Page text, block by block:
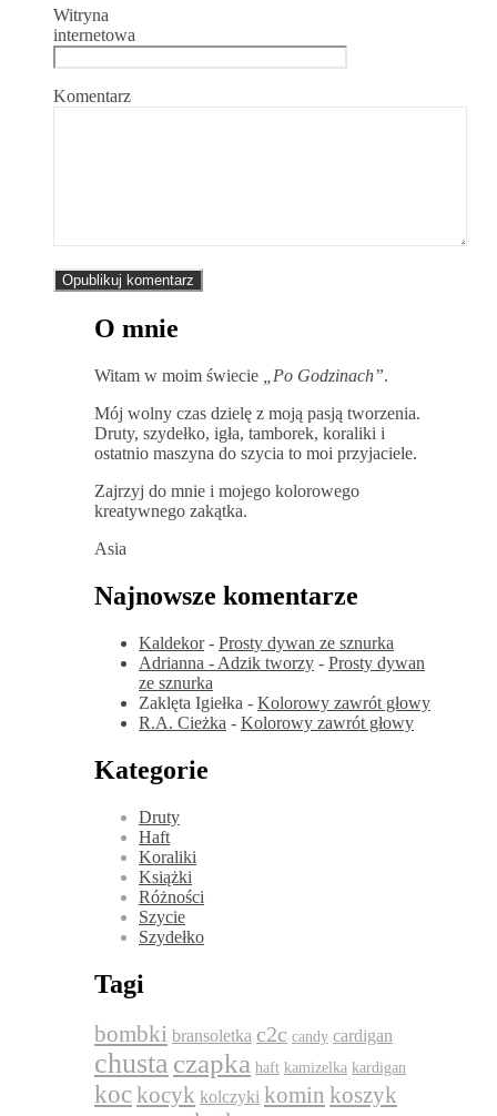
Witryna
internetowa
Komentarz
O mnie
Witam w moim świecie „Po Godzinach”.
Mój wolny czas dzielę z moją pasją tworzenia.
Druty, szydełko, igła, tamborek, koraliki i
ostatnio maszyna do szycia to moi przyjaciele.
Zajrzyj do mnie i mojego kolorowego
kreatywnego zakątka.
Asia
Najnowsze komentarze
Kaldekor- Prosty dywan ze sznurka
Adrianna - Adzik tworzy - Prosty dywan
ze sznurka
Zaklęta Igiełka - Kolorowy zawrót głowy
R.A. Cieżka - Kolorowy zawrót głowy
Kategorie
Druty
Haft
Koraliki
Książki
Różności
Szycie
Szydełko
Tagi
bombki bransoletka c2c candy cardigan
chusta czapka haft kamizelka kardigan
kockocyk kolczyki komin koszyk